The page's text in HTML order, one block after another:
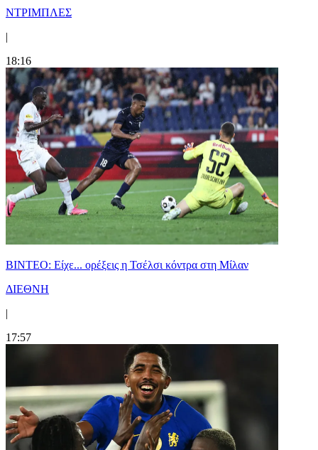
ΝΤΡΙΜΠΛΕΣ
|
18:16
BINTEO: Είχε... ορέξεις η Τσέλσι κόντρα στη Μίλαν
ΔΙΕΘΝΗ
|
17:57